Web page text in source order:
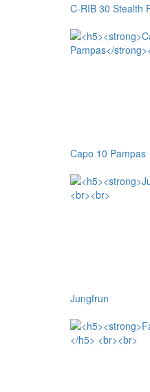
C-RIB 30 Stealth
Capo 10 Pampas
Jungfrun